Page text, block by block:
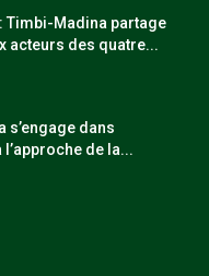
Timbi-Madina partage
acteurs des quatre...
s’engage dans
l’approche de la...